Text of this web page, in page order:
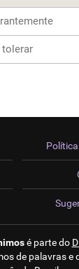
tolerar
é parte do
de palavras e